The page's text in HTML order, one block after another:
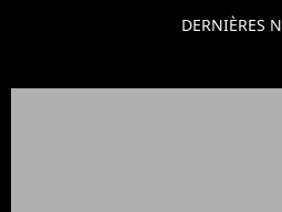
DERNIÈRES